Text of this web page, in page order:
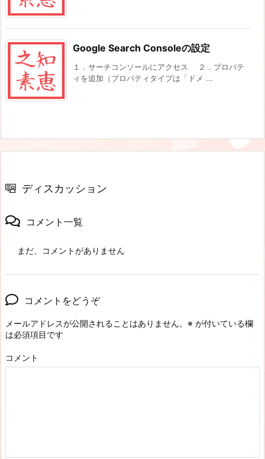
Google Search Consoleの設定
１．サーチコンソールにアクセス ２．プロパテ
ィを追加（プロパティタイプは「ドメ ...
ディスカッション
コメント一覧
まだ、コメントがありません
コメントをどうぞ
メールアドレスが公開されることはありません。 ※ が付いている欄
は必須項目です
コメント